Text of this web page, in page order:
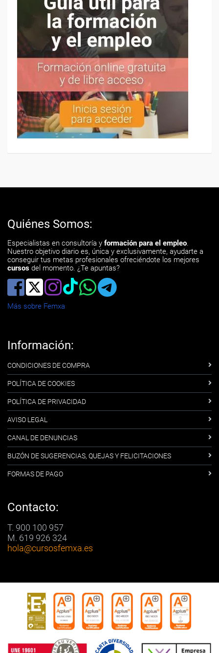
Quiénes Somos:
Especialistas en consultoría y formación para el empleo.
Nuestro objetivo diario es, única y exclusivamente, ayudarte a
conseguir tus metas profesionales ofreciéndote los mejores
cursos del momento. ¿Te apuntas?
Más sobre Femxa
Información:
CONDICIONES DE COMPRA
POLÍTICA DE COOKIES
POLÍTICA DE PRIVACIDAD
AVISO LEGAL
CANAL DE DENUNCIAS
BUZÓN DE SUGERENCIAS, QUEJAS Y FELICITACIONES
FORMAS DE PAGO
Contacto:
T. 900 100 957
M. 619 926 324
hola@cursosfemxa.es